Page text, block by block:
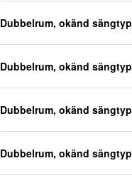
Dubbelrum, okänd sängtyp
Dubbelrum, okänd sängtyp
Dubbelrum, okänd sängtyp
Dubbelrum, okänd sängtyp